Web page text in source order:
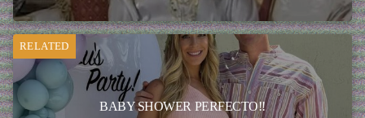
RELATED
BABY SHOWER PERFECTO!!